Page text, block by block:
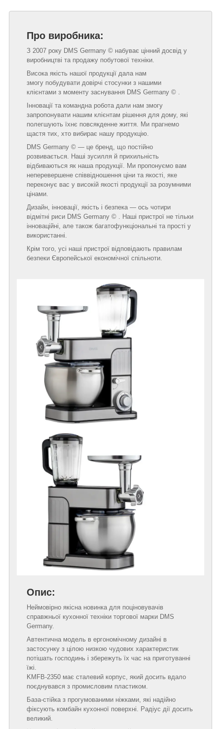
Про виробника:
З 2007 року DMS Germany © набуває цінний досвід у
виробництві та продажу побутової техніки.
Висока якість нашої продукції дала нам
змогу побудувати довірчі стосунки з нашими
клієнтами з моменту заснування DMS Germany © .
Інновації та командна робота дали нам змогу
запропонувати нашим клієнтам рішення для дому, які
полегшують їхнє повсякденне життя. Ми прагнемо
щастя тих, хто вибирає нашу продукцію.
DMS Germany © — це бренд, що постійно
розвивається. Наші зусилля й прихильність
відбиваються як наша продукції. Ми пропонуємо вам
неперевершене співвідношення ціни та якості, яке
переконує вас у високій якості продукції за розумними
цінами.
Дизайн, інновації, якість і безпека — ось чотири
відмітні риси DMS Germany © . Наші пристрої не тільки
інноваційні, але також багатофункціональні та прості у
використанні.
Крім того, усі наші пристрої відповідають правилам
безпеки Європейської економічної спільноти.
Опис:
Неймовірно якісна новинка для поціновувачів
справжньої кухонної техніки торгової марки DMS
Germany.
Автентична модель в ергономічному дизайні в
застосунку з цілою низкою чудових характеристик
потішать господинь і збережуть їх час на приготуванні
їжі.
KMFB-2350 має сталевий корпус, який досить вдало
поєднувався з промисловим пластиком.
База-стійка з прогумованими ніжками, які надійно
фіксують комбайн кухонної поверхні. Радіус дії досить
великий.